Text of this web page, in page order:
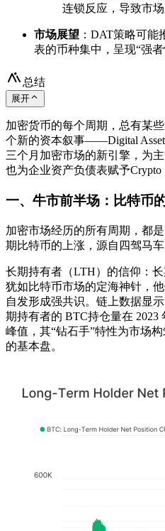
连锁反应，导致市场
市场展望 ：DAT策略可
表的币种集中，呈现“强者
总结
展开
加密货币的每个周期，总有某
个新的资本叙事——Digital
三个月加密市场的新引擎，为
也为企业资产负债表赋予Crypto
一、牛市前半场：比特币
加密市场经历的所有周期，都
期比特币的上涨，源自四驾马车
长期持有者（LTH）的信仰：长
犹如比特币市场的定海神针，
自发形成强共识。链上数据显
期持有者的 BTC持仓量在 2023
峰值，其“钻石手”特性为市场
的基本盘。